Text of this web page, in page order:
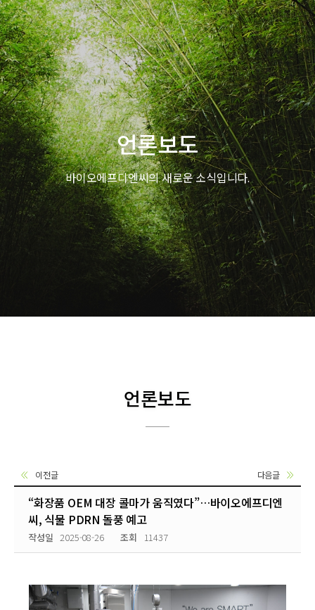
언론보도
바이오에프디엔씨의 새로운 소식입니다.
언론보도
이전글 다음글
“화장품 OEM 대장 콜마가 움직였다”…바이오에프디엔
씨, 식물 PDRN 돌풍 예고
작성일 2025-08-26 조회 11437